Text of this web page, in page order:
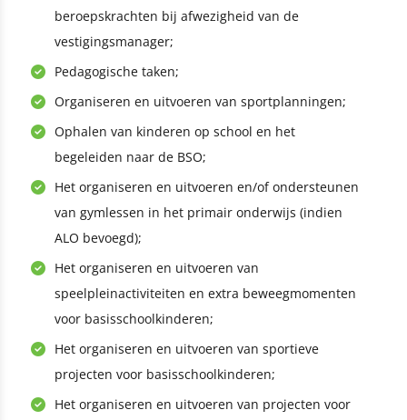
beroepskrachten bij afwezigheid van de
vestigingsmanager;
Pedagogische taken;
Organiseren en uitvoeren van sportplanningen;
Ophalen van kinderen op school en het
begeleiden naar de BSO;
Het organiseren en uitvoeren en/of ondersteunen
van gymlessen in het primair onderwijs (indien
ALO bevoegd);
Het organiseren en uitvoeren van
speelpleinactiviteiten en extra beweegmomenten
voor basisschoolkinderen;
Het organiseren en uitvoeren van sportieve
projecten voor basisschoolkinderen;
Het organiseren en uitvoeren van projecten voor